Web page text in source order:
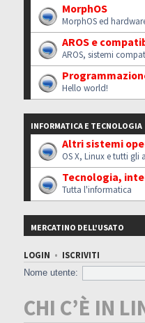
MorphOS
MorphOS ed
AROS e
AROS, sistemi
Hello world!
INFORMATICA E TECNOLOGIA
Altri sistemi
OS X, Linux e tutti gli
Tecnologia,
Tutta l'informatica
MERCATINO DELL'USATO
LOGIN • ISCRIVITI
Nome utente:
CHI C’È IN